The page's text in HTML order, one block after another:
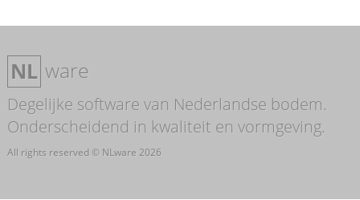
NL ware
Degelijke software van Nederlandse bodem.
Onderscheidend in kwaliteit en vormgeving.
All rights reserved © NLware 2026